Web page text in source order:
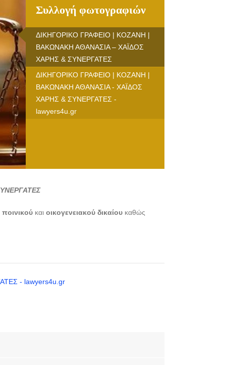
Συλλογή φωτογραφιών
ΔΙΚΗΓΟΡΙΚΟ ΓΡΑΦΕΙΟ | ΚΟΖΑΝΗ |
ΒΑΚΩΝΑΚΗ ΑΘΑΝΑΣΙΑ – ΧΑΪΔΟΣ
ΧΑΡΗΣ & ΣΥΝΕΡΓΑΤΕΣ
ΔΙΚΗΓΟΡΙΚΟ ΓΡΑΦΕΙΟ | ΚΟΖΑΝΗ |
ΒΑΚΩΝΑΚΗ ΑΘΑΝΑΣΙΑ - ΧΑΪΔΟΣ
ΧΑΡΗΣ & ΣΥΝΕΡΓΑΤΕΣ -
lawyers4u.gr
ποινικού και οικογενειακού δικαίου καθώς